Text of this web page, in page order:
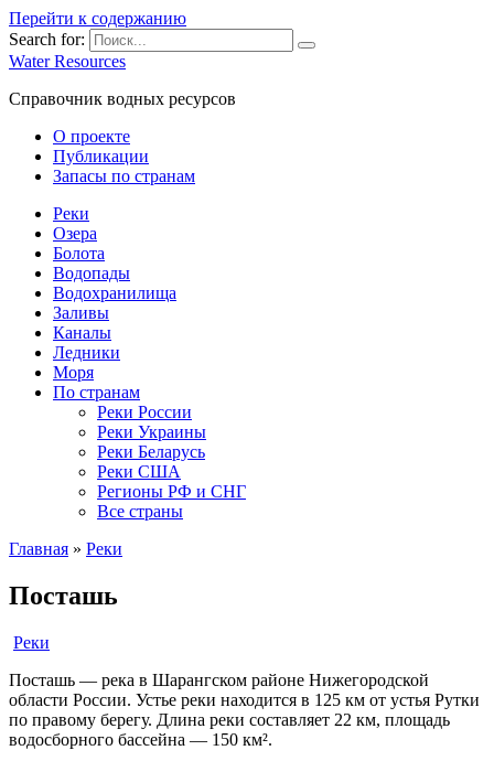
Перейти к содержанию
Search for:
Water Resources
Справочник водных ресурсов
О проекте
Публикации
Запасы по странам
Реки
Озера
Болота
Водопады
Водохранилища
Заливы
Каналы
Ледники
Моря
По странам
Реки России
Реки Украины
Реки Беларусь
Реки США
Регионы РФ и СНГ
Все страны
Главная » Реки
Посташь
Реки
Посташь — река в Шарангском районе Нижегородской
области России. Устье реки находится в 125 км от устья Рутки
по правому берегу. Длина реки составляет 22 км, площадь
водосборного бассейна — 150 км².